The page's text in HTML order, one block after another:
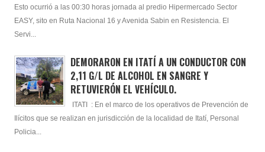
Esto ocurrió a las 00:30 horas jornada al predio Hipermercado Sector
EASY, sito en Ruta Nacional 16 y Avenida Sabin en Resistencia. El
Servi...
DEMORARON EN ITATÍ A UN CONDUCTOR CON
2,11 G/L DE ALCOHOL EN SANGRE Y
RETUVIERÓN EL VEHÍCULO.
ITATI : En el marco de los operativos de Prevención de
Ilícitos que se realizan en jurisdicción de la localidad de Itatí, Personal
Policia...